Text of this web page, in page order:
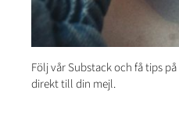
Följ vår Substack och få tips
direkt till din mejl.